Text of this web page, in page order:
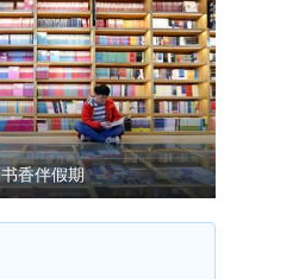
书香伴假期